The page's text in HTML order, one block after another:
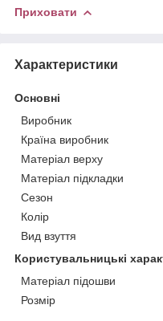
Приховати
Характеристики
Основні
Виробник
Країна виробник
Матеріал верху
Матеріал підкладки
Сезон
Колір
Вид взуття
Користувальницькі
Матеріал підошви
Розмір